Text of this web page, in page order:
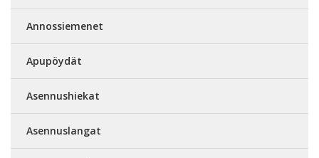
Annossiemenet
Apupöydät
Asennushiekat
Asennuslangat